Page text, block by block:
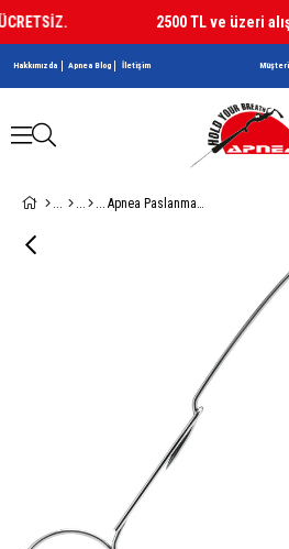
2500 TL ve üzeri
Hakkımızda Apnea Blog İletişim
Apnea Paslanmaz Balık Teli Büyük Boy